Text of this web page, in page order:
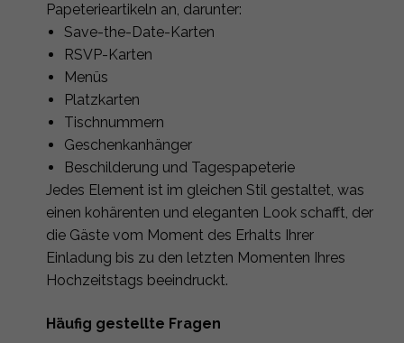
Papeterieartikeln an, darunter:
Save-the-Date-Karten
RSVP-Karten
Menüs
Platzkarten
Tischnummern
Geschenkanhänger
Beschilderung und Tagespapeterie
Jedes Element ist im gleichen Stil gestaltet, was
einen kohärenten und eleganten Look schafft, der
die Gäste vom Moment des Erhalts Ihrer
Einladung bis zu den letzten Momenten Ihres
Hochzeitstags beeindruckt.
Häufig gestellte Fragen